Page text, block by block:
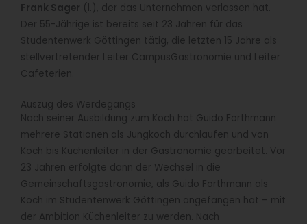
Frank Sager (l.), der das Unternehmen verlassen hat.
Der 55-Jährige ist bereits seit 23 Jahren für das
Studentenwerk Göttingen tätig, die letzten 15 Jahre als
stellvertretender Leiter CampusGastronomie und Leiter
Cafeterien.
Auszug des Werdegangs
Nach seiner Ausbildung zum Koch hat Guido Forthmann
mehrere Stationen als Jungkoch durchlaufen und von
Koch bis Küchenleiter in der Gastronomie gearbeitet. Vor
23 Jahren erfolgte dann der Wechsel in die
Gemeinschaftsgastronomie, als Guido Forthmann als
Koch im Studentenwerk Göttingen angefangen hat – mit
der Ambition Küchenleiter zu werden. Nach